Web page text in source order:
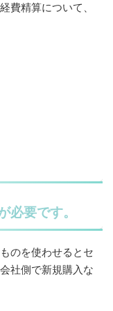
費精算について、
必要です。
のを使わせるとセ
社側で新規購入な